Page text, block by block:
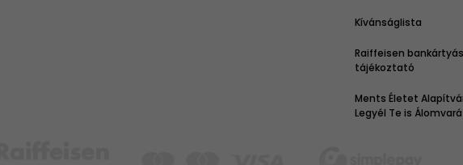
Kívánságlista
Raiffeisen bankártyás
tájékoztató
Ments Életet
Legyél Te is